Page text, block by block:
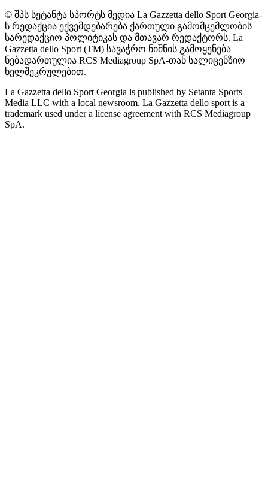
© შპს სეტანტა სპორტს მედია La Gazzetta dello Sport Georgia-
ს რედაქცია ექვემდებარება ქართული გამომცემლობის
სარედაქციო პოლიტიკას და მთავარ რედაქტორს. La
Gazzetta dello Sport (TM) სავაჭრო ნიშნის გამოყენება
ნებადართულია RCS Mediagroup SpA-თან სალიცენზიო
ხელშეკრულებით.
La Gazzetta dello Sport Georgia is published by Setanta Sports
Media LLC with a local newsroom. La Gazzetta dello sport is a
trademark used under a license agreement with RCS Mediagroup
SpA.